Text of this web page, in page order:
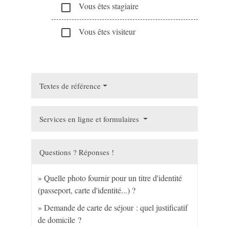
check_box_outline_blank Vous êtes stagiaire
check_box_outline_blank Vous êtes visiteur
Textes de référence
Services en ligne et formulaires
Questions ? Réponses !
Quelle photo fournir pour un titre d'identité
(passeport, carte d'identité...) ?
Demande de carte de séjour : quel justificatif
de domicile ?